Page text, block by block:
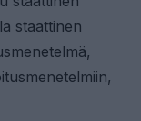
staattinen